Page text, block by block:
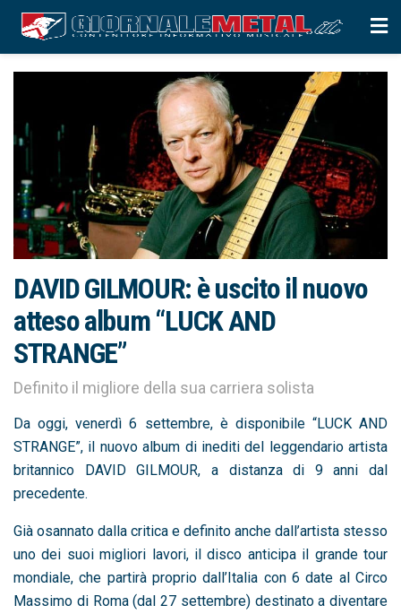
DAVID GILMOUR: è uscito il nuovo
atteso album “LUCK AND
STRANGE”
Definito il migliore della sua carriera solista
Da oggi, venerdì 6 settembre, è disponibile “LUCK AND
STRANGE”, il nuovo album di inediti del leggendario artista
britannico DAVID GILMOUR, a distanza di 9 anni dal
precedente.
Già osannato dalla critica e definito anche dall’artista stesso
uno dei suoi migliori lavori, il disco anticipa il grande tour
mondiale, che partirà proprio dall’Italia con 6 date al Circo
Massimo di Roma (dal 27 settembre) destinato a diventare